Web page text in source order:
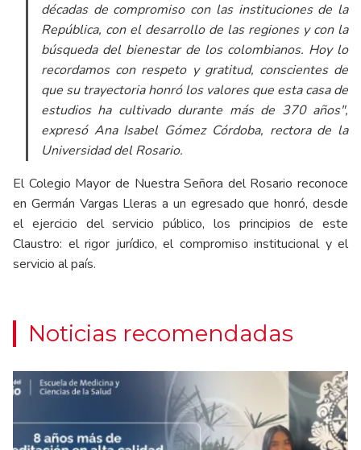
décadas de compromiso con las instituciones de la
República, con el desarrollo de las regiones y con la
búsqueda del bienestar de los colombianos. Hoy lo
recordamos con respeto y gratitud, conscientes de
que su trayectoria honró los valores que esta casa de
estudios ha cultivado durante más de 370 años",
expresó Ana Isabel Gómez Córdoba, rectora de la
Universidad del Rosario.
El Colegio Mayor de Nuestra Señora del Rosario reconoce
en Germán Vargas Lleras a un egresado que honró, desde
el ejercicio del servicio público, los principios de este
Claustro: el rigor jurídico, el compromiso institucional y el
servicio al país.
Noticias recomendadas